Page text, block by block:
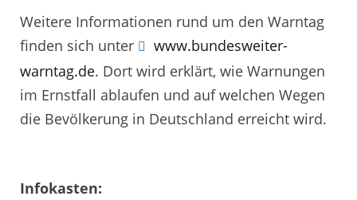
Weitere Informationen rund um den Warntag
finden sich unter
www.bundesweiter-
warntag.de. Dort wird erklärt, wie Warnungen
im Ernstfall ablaufen und auf welchen Wegen
die Bevölkerung in Deutschland erreicht wird.
Infokasten: